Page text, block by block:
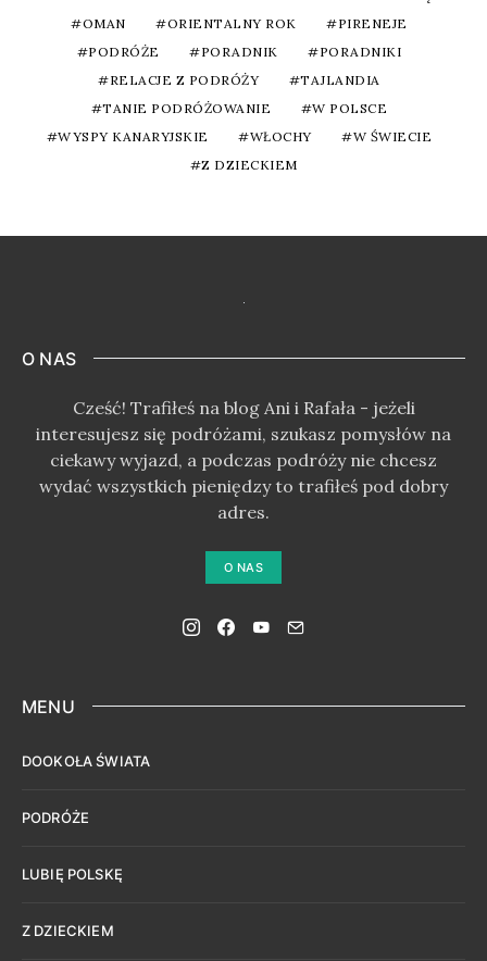
OMAN
ORIENTALNY ROK
PIRENEJE
PODRÓŻE
PORADNIK
PORADNIKI
RELACJE Z PODRÓŻY
TAJLANDIA
TANIE PODRÓŻOWANIE
W POLSCE
WYSPY KANARYJSKIE
WŁOCHY
W ŚWIECIE
Z DZIECKIEM
O NAS
Cześć! Trafiłeś na blog Ani i Rafała - jeżeli
interesujesz się podróżami, szukasz pomysłów na
ciekawy wyjazd, a podczas podróży nie chcesz
wydać wszystkich pieniędzy to trafiłeś pod dobry
adres.
O NAS
MENU
DOOKOŁA ŚWIATA
PODRÓŻE
LUBIĘ POLSKĘ
Z DZIECKIEM